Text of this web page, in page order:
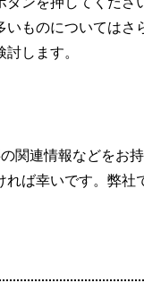
いものについてはさ
します。
関連情報などをお
れば幸いです。弊社